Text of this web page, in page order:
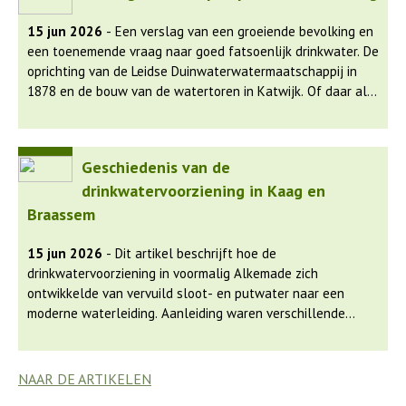
1915, werd een herkenningspunt en speelde een centrale
rol in de watervoorziening. Door de groei van de bevolking
en technologische vooruitgang werd de toren uiteindelijk
overbodig, maar hij bleef als monument behouden en kreeg
een nieuwe functie als kantoor. De beschikbaarheid van
15 jun 2026 - Een verslag van een groeiende bevolking en
een toenemende vraag naar goed fatsoenlijk drinkwater. De
oprichting van de Leidse Duinwaterwatermaatschappij in
1878 en de bouw van de watertoren in Katwijk. Of daar alle
Geschiedenis van de
drinkwatervoorziening in Kaag en
Braassem
15 jun 2026 - Dit artikel beschrijft hoe de
drinkwatervoorziening in voormalig Alkemade zich
ontwikkelde van vervuild sloot- en putwater naar een
moderne waterleiding. Aanleiding waren verschillende
tot regionale samenwerking.
NAAR DE ARTIKELEN